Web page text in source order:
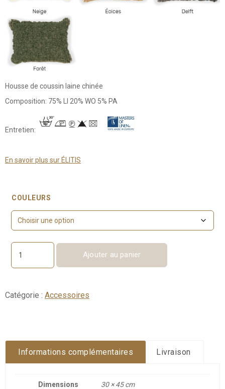
Housse de coussin laine chinée
Composition: 75% LI 20% WO 5% PA
Entretien:
En savoir plus sur ÉLITIS
COULEURS
quantité
de
Ajouter au panier
Catégorie : Accessoires
Informations complémentaires Livraison
Dimensions 30 × 45 cm